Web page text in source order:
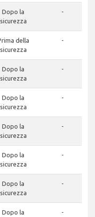
Dopo la
sicurezza
-
della
sicurezza
-
Dopo la
sicurezza
-
Dopo la
sicurezza
-
Dopo la
sicurezza
-
Dopo la
sicurezza
-
Dopo la
sicurezza
-
Dopo la
-